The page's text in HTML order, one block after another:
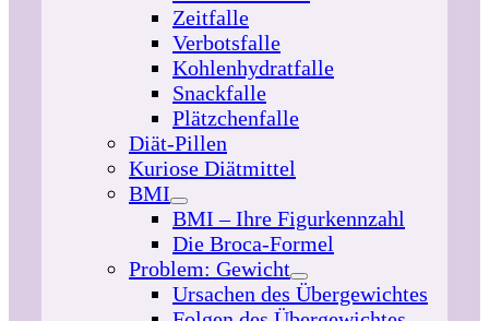
Zeitfalle
Verbotsfalle
Kohlenhydratfalle
Snackfalle
Plätzchenfalle
Diät-Pillen
Kuriose Diätmittel
BMI
BMI – Ihre Figurkennzahl
Die Broca-Formel
Problem: Gewicht
Ursachen des Übergewichtes